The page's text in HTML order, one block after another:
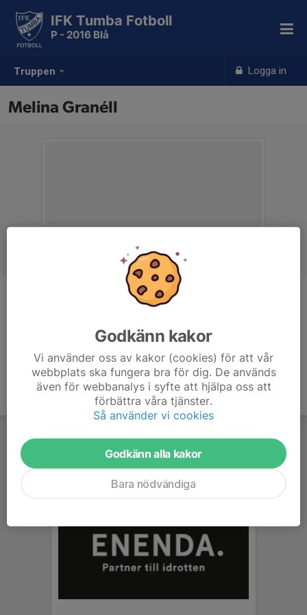
Truppen Logga in
IFK Tumba Fotboll
P - 2016 Blå
Melina Granéll
Kassör/Lagledare
Godkänn kakor
Vi använder oss av kakor (cookies) för att vår
webbplats ska fungera bra för dig. De används
även för webbanalys i syfte att hjälpa oss att
förbättra våra tjänster.
Så använder vi cookies
Godkänn alla kakor
Bara nödvändiga